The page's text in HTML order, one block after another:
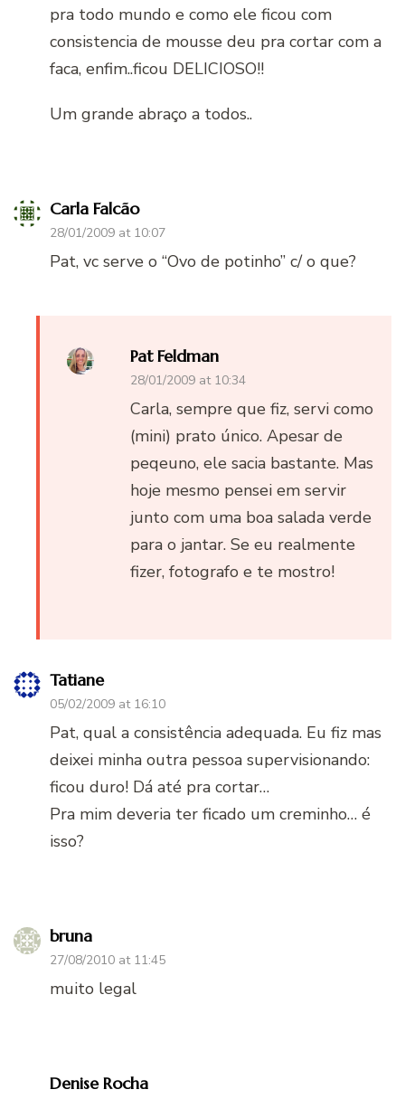
pra todo mundo e como ele ficou com
consistencia de mousse deu pra cortar com a
faca, enfim..ficou DELICIOSO!!
Um grande abraço a todos..
Carla Falcão
28/01/2009 at 10:07
Pat, vc serve o “Ovo de potinho” c/ o que?
Pat Feldman
28/01/2009 at 10:34
Carla, sempre que fiz, servi como
(mini) prato único. Apesar de
peqeuno, ele sacia bastante. Mas
hoje mesmo pensei em servir
junto com uma boa salada verde
para o jantar. Se eu realmente
fizer, fotografo e te mostro!
Tatiane
05/02/2009 at 16:10
Pat, qual a consistência adequada. Eu fiz mas
deixei minha outra pessoa supervisionando:
ficou duro! Dá até pra cortar…
Pra mim deveria ter ficado um creminho… é
isso?
bruna
27/08/2010 at 11:45
muito legal
Denise Rocha